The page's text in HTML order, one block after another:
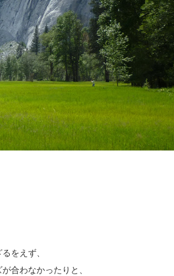
をえず、
合わなかったりと、